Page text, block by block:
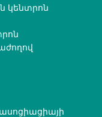
կենտրոն